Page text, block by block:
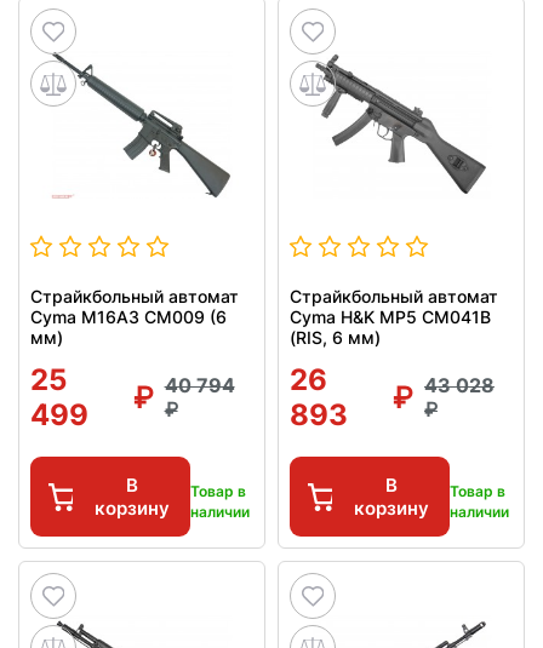
Страйкбольный автомат
Cyma M16A3 CM009 (6
мм)
25
499
40 794
В
корзину
Товар в
наличии
Страйкбольный автомат
Cyma H&K MP5 CM041B
(RIS, 6 мм)
26
893
43 028
В
корзину
Товар в
наличии